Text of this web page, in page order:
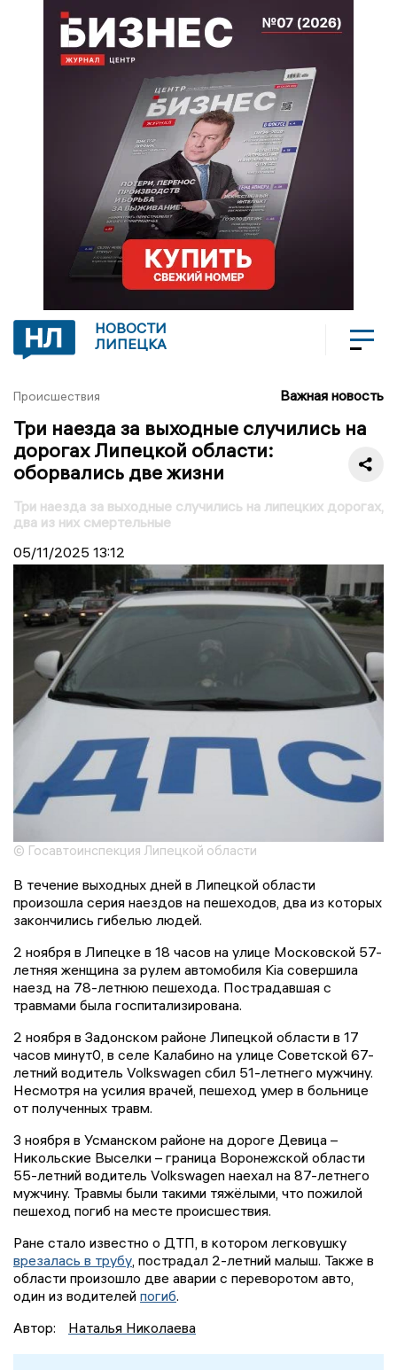
НОВОСТИ
ЛИПЕЦКА
Происшествия Важная новость
Три наезда за выходные случились на
дорогах Липецкой области:
оборвались две жизни
Три наезда за выходные случились на липецких дорогах,
два из них смертельные
05/11/2025 13:12
© Госавтоинспекция Липецкой области
В течение выходных дней в Липецкой области
произошла серия наездов на пешеходов, два из которых
закончились гибелью людей.
2 ноября в Липецке в 18 часов на улице Московской 57-
летняя женщина за рулем автомобиля Kia совершила
наезд на 78-летнюю пешехода. Пострадавшая с
травмами была госпитализирована.
2 ноября в Задонском районе Липецкой области в 17
часов минут0, в селе Калабино на улице Советской 67-
летний водитель Volkswagen сбил 51-летнего мужчину.
Несмотря на усилия врачей, пешеход умер в больнице
от полученных травм.
3 ноября в Усманском районе на дороге Девица –
Никольские Выселки – граница Воронежской области
55-летний водитель Volkswagen наехал на 87-летнего
мужчину. Травмы были такими тяжёлыми, что пожилой
пешеход погиб на месте происшествия.
Ране стало известно о ДТП, в котором легковушку
врезалась в трубу, пострадал 2-летний малыш. Также в
области произошло две аварии с переворотом авто,
один из водителей погиб.
Автор:
Наталья Николаева